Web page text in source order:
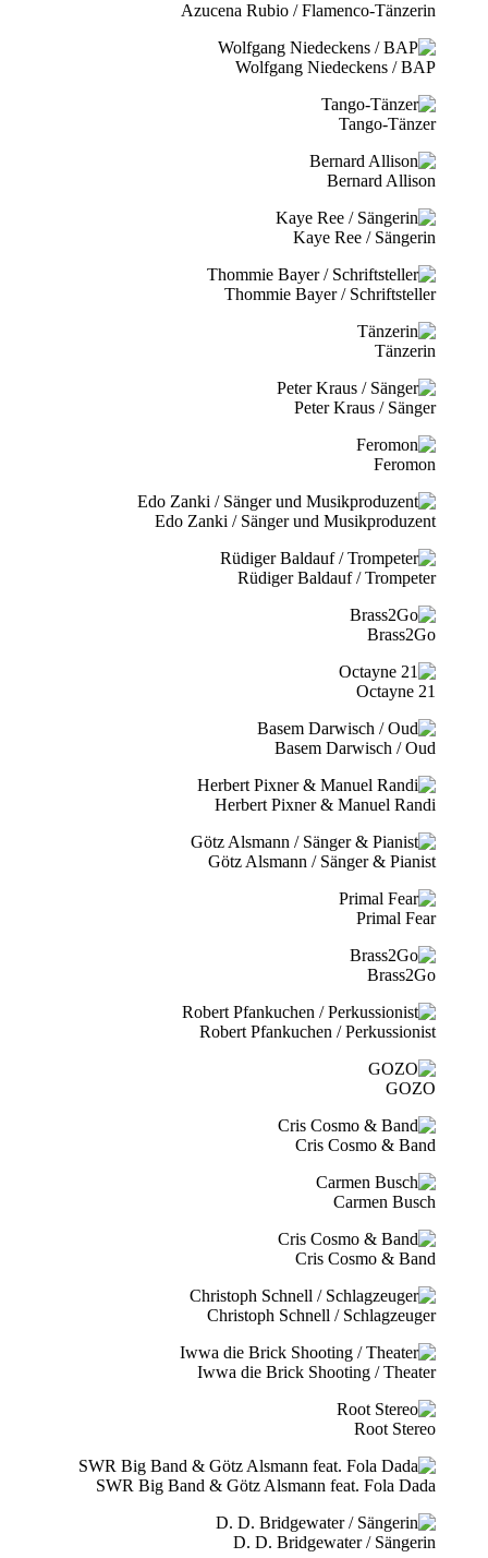
Azucena Rubio / Flamenco-Tänzerin
Wolfgang Niedeckens / BAP
Tango-Tänzer
Bernard Allison
Kaye Ree / Sängerin
Thommie Bayer / Schriftsteller
Tänzerin
Peter Kraus / Sänger
Feromon
Edo Zanki / Sänger und Musikproduzent
Rüdiger Baldauf / Trompeter
Brass2Go
21 Octayne
Basem Darwisch / Oud
Herbert Pixner & Manuel Randi
Götz Alsmann / Sänger & Pianist
Primal Fear
Brass2Go
Robert Pfankuchen / Perkussionist
GOZO
Cris Cosmo & Band
Carmen Busch
Cris Cosmo & Band
Christoph Schnell / Schlagzeuger
Iwwa die Brick Shooting / Theater
Root Stereo
SWR Big Band & Götz Alsmann feat. Fola Dada
D. D. Bridgewater / Sängerin